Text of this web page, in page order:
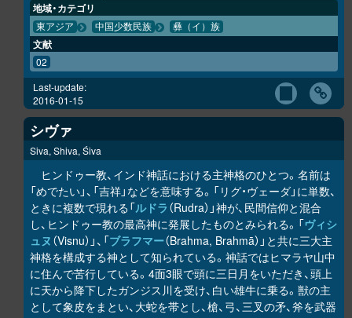
地域・カテゴリ
東アジア 中国少数民族 彝（イ）族
文献
02
Last-update:
2016-01-15
シヴァ
Siva, Shiva, Śiva
ヒンドゥー教、インド神話における主神格のひとつ。名前は
「めでたい」、「吉祥」などを意味する。「リグ・ヴェーダ」に単数、
ときに複数で現れる「ルドラ （Rudra）」神が、民間信仰と混合
し、ヒンドゥー教の最高神に発展したものとみられる。「ヴィシ
ュヌ （Visnu）」、「ブラフマー（Brahma, Brahmā）」と共に三大主
神格を構成する神として知られている。神話ではヒマラヤ山中
に住んで苦行している。4面3眼で頭に三日月をいただき、頭上
に天から降下したガンジス川を受け、白い雄牛に乗る。獣の主
として象皮をまとい、大蛇を帯とし、槍、弓、三叉の矛、斧を武器